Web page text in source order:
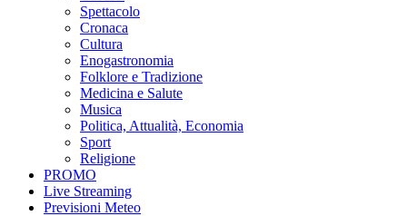
Spettacolo
Cronaca
Cultura
Enogastronomia
Folklore e Tradizione
Medicina e Salute
Musica
Politica, Attualità, Economia
Sport
Religione
PROMO
Live Streaming
Previsioni Meteo